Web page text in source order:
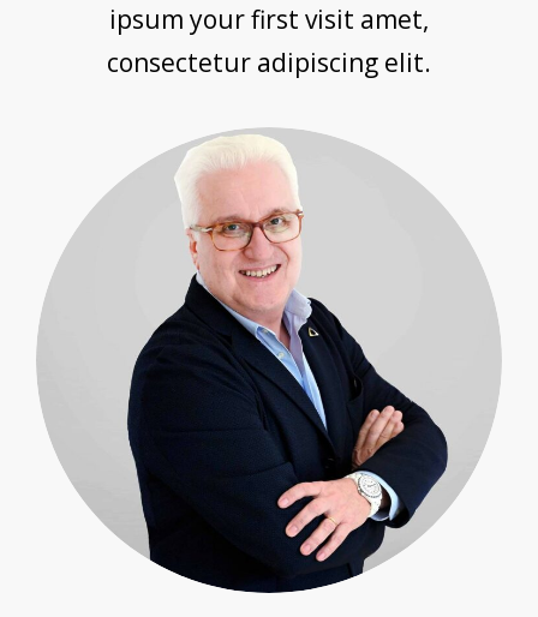
ipsum your first visit amet,
consectetur adipiscing elit.